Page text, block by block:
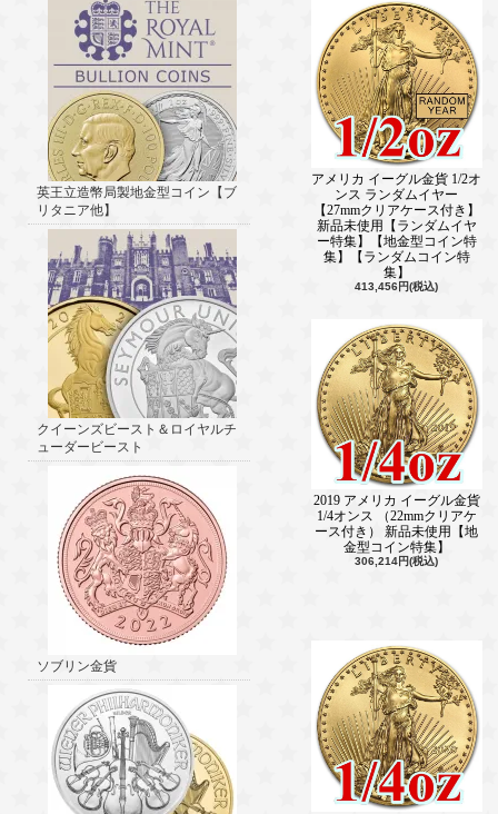
英王立造幣局製地金型コイン【ブ
リタニア他】
クイーンズビースト＆ロイヤルチ
ューダービースト
ソブリン金貨
アメリカ イーグル金貨 1/2オ
ンス ランダムイヤー
【27mmクリアケース付き】
新品未使用【ランダムイヤ
ー特集】【地金型コイン特
集】【ランダムコイン特
集】
413,456円(税込)
2019 アメリカ イーグル金貨
1/4オンス （22mmクリアケ
ース付き） 新品未使用【地
金型コイン特集】
306,214円(税込)